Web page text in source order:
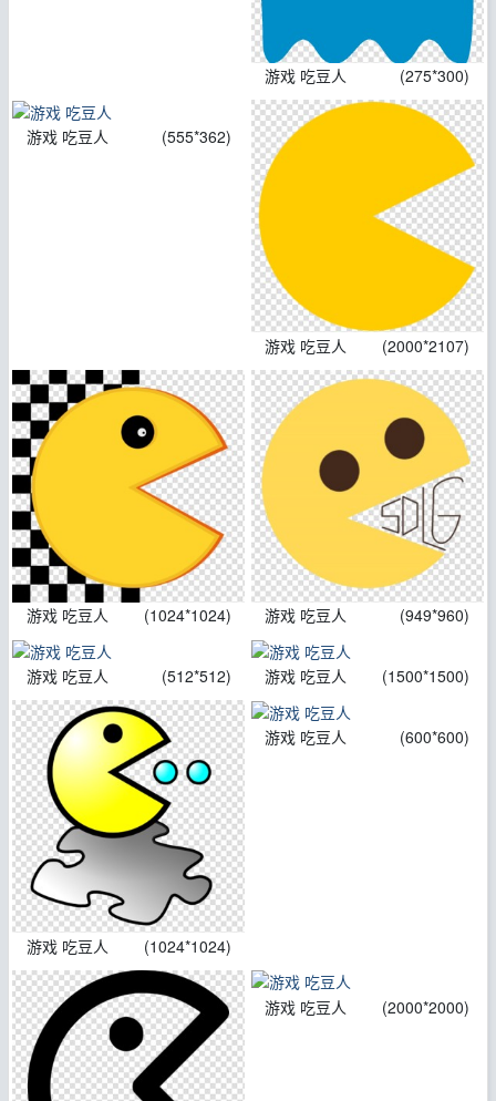
游戏 吃豆人 (275*300)
游戏 吃豆人 (555*362)
游戏 吃豆人 (2000*2107)
游戏 吃豆人 (1024*1024) 游戏 吃豆人 (949*960)
游戏 吃豆人 (512*512) 游戏 吃豆人 (1500*1500)
游戏 吃豆人 (1024*1024)
游戏 吃豆人 (600*600)
游戏 吃豆人 (2000*2000)